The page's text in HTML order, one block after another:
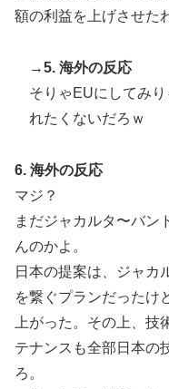
額の利益を上げさせた
→5. 海外の反応
そりゃEUにしてみ
れたくないだろｗ
6. 海外の反応
マジ？
まだジャカルタ〜バン
んのかよ。
日本の提案は、ジャカ
を繋ぐプランだったけ
上がった。その上、
テナンスも全部日本の
ろ。